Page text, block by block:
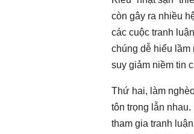
còn gây ra nhiều
các cuộc tranh
chúng dễ hiểu lầm
suy giảm niềm tin
Thứ hai, làm
tôn trọng lẫn
tham gia tranh